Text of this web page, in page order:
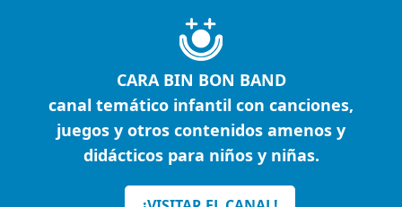
CARA BIN BON BAND
canal temático infantil con canciones,
juegos y otros contenidos amenos y
didácticos para niños y niñas.